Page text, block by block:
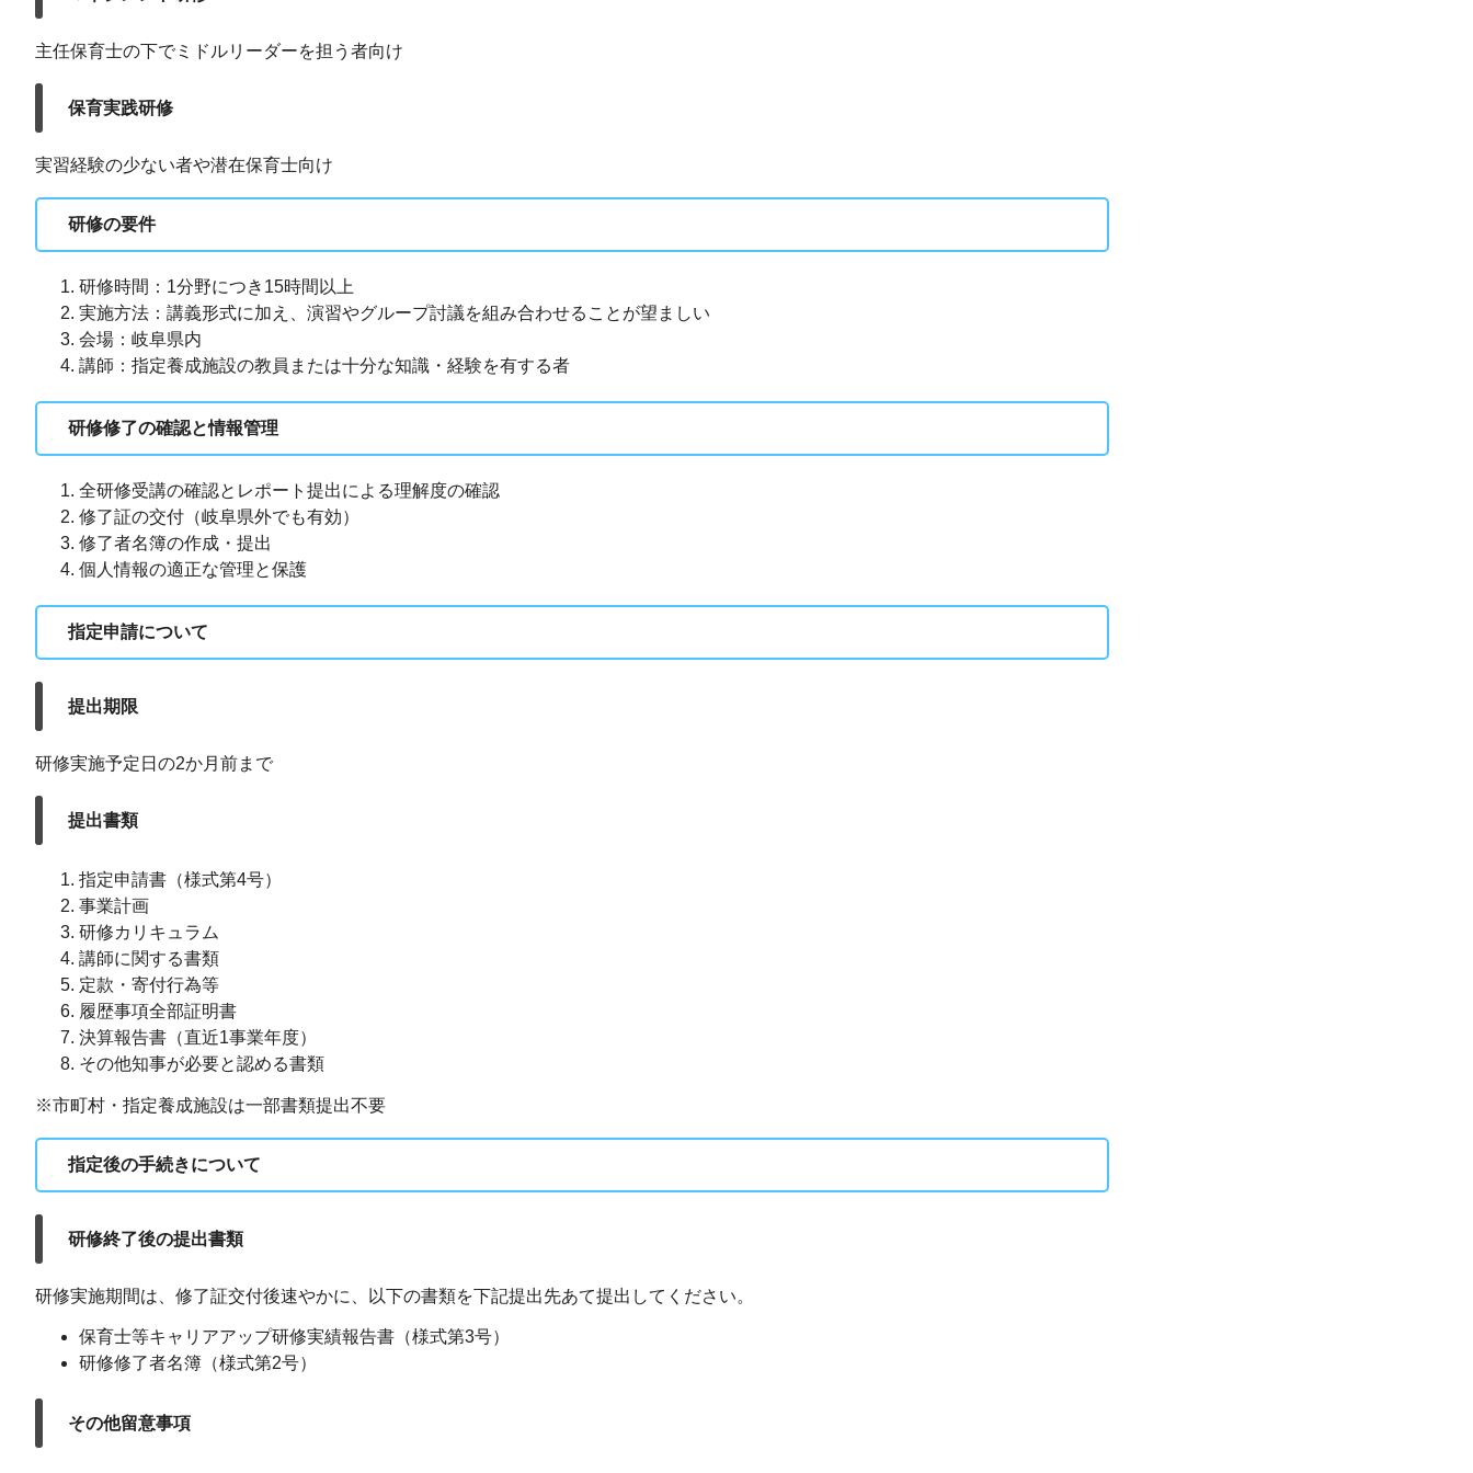
主任保育士の下でミドルリーダーを担う者向け
保育実践研修
実習経験の少ない者や潜在保育士向け
研修の要件
研修時間：1分野につき15時間以上
実施方法：講義形式に加え、演習やグループ討議を組み合わせることが望ましい
会場：岐阜県内
講師：指定養成施設の教員または十分な知識・経験を有する者
研修修了の確認と情報管理
全研修受講の確認とレポート提出による理解度の確認
修了証の交付（岐阜県外でも有効）
修了者名簿の作成・提出
個人情報の適正な管理と保護
指定申請について
提出期限
研修実施予定日の2か月前まで
提出書類
指定申請書（様式第4号）
事業計画
研修カリキュラム
講師に関する書類
定款・寄付行為等
履歴事項全部証明書
決算報告書（直近1事業年度）
その他知事が必要と認める書類
※市町村・指定養成施設は一部書類提出不要
指定後の手続きについて
研修終了後の提出書類
研修実施期間は、修了証交付後速やかに、以下の書類を下記提出先あて提出してください。
保育士等キャリアアップ研修実績報告書（様式第3号）
研修修了者名簿（様式第2号）
その他留意事項